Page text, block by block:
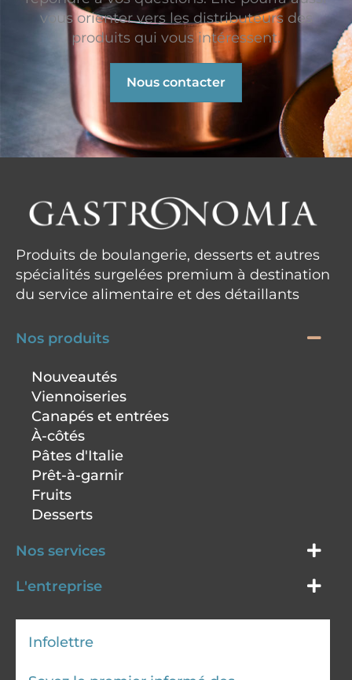
vous orienter vers les distributeurs des
produits qui vous intéressent.
Nous contacter
Produits de boulangerie, desserts et autres
spécialités surgelées premium à destination
du service alimentaire et des détaillants
Nos produits
Nouveautés
Viennoiseries
Canapés et entrées
À-côtés
Pâtes d'Italie
Prêt-à-garnir
Fruits
Desserts
Nos services
L'entreprise
Infolettre